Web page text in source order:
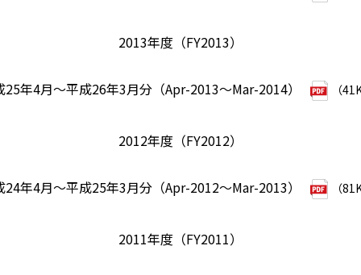
2013年度（FY2013）
25年4月～平成26年3月分（Apr-2013～Mar-2014） （
2012年度（FY2012）
24年4月～平成25年3月分（Apr-2012～Mar-2013） （
2011年度（FY2011）